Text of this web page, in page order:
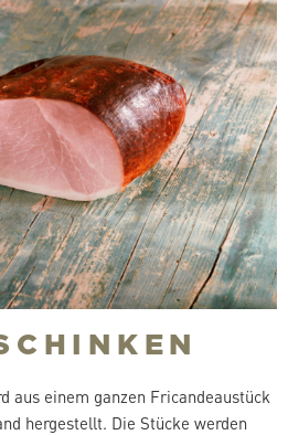
aus einem ganzen Fricandeaustück
hergestellt. Die Stücke werden